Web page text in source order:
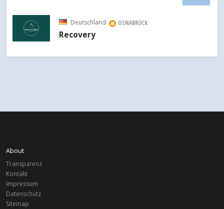
Deutschland OSNABRÜCK
Recovery
About
Transparenz
Kontakt
Impressum
Datenschutz
Sitemap